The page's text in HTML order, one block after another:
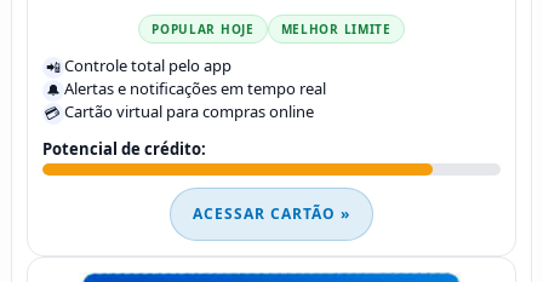
POPULAR HOJE MELHOR LIMITE
📲Controle total pelo app
🔔 Alertas e notificações em tempo real
💳 Cartão virtual para compras online
Potencial de crédito:
ACESSAR CARTÃO »